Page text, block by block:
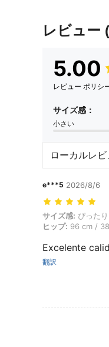
レビュー
5.00
レビュー ポリシ
サイズ感：
小さい
ローカルレ
e***5 2026/8/6
サイズ感: ぴったり,
サイズ感: ぴったり
ヒップ: 96 cm /
Excelente
翻訳